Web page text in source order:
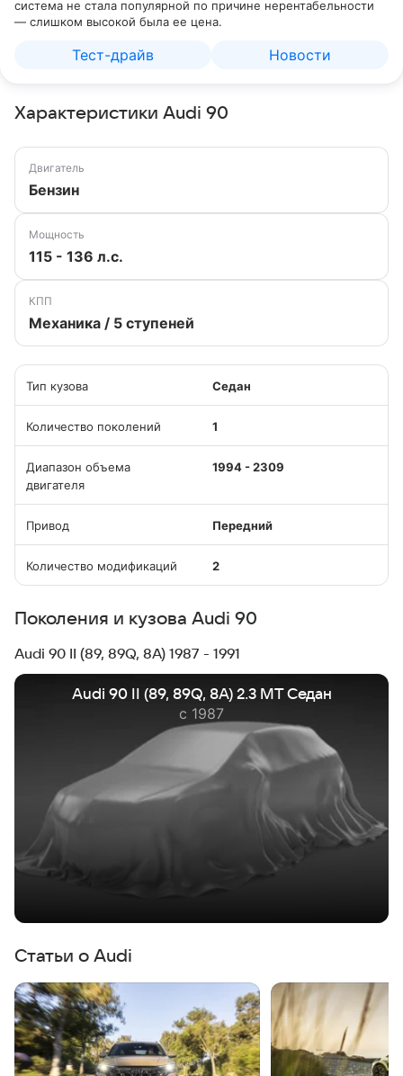
система не стала популярной по причине нерентабельности
— слишком высокой была ее цена.
Тест-драйв Новости
Характеристики Audi 90
Двигатель
Бензин
Мощность
115 - 136 л.с.
КПП
Механика / 5 ступеней
Тип кузова Седан
Количество поколений 1
Диапазон объема
двигателя
1994 - 2309
Привод Передний
Количество модификаций 2
Поколения и кузова Audi 90
Audi 90 II (89, 89Q, 8A) 1987 - 1991
Audi 90 II (89, 89Q, 8A) 2.3 MT Седан
с 1987
Статьи о Audi